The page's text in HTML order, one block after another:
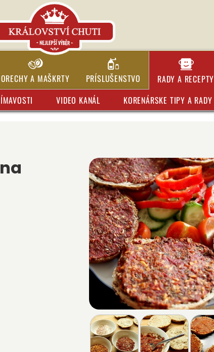
ORECHY A MAŠKRTY PRÍSLUŠENSTVO RADY A RECEPTY
VIDEO KANÁL KORENÁRSKE TIPY A RADY